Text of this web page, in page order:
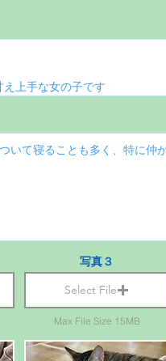
写真３
Select File
Max File Size 15MB